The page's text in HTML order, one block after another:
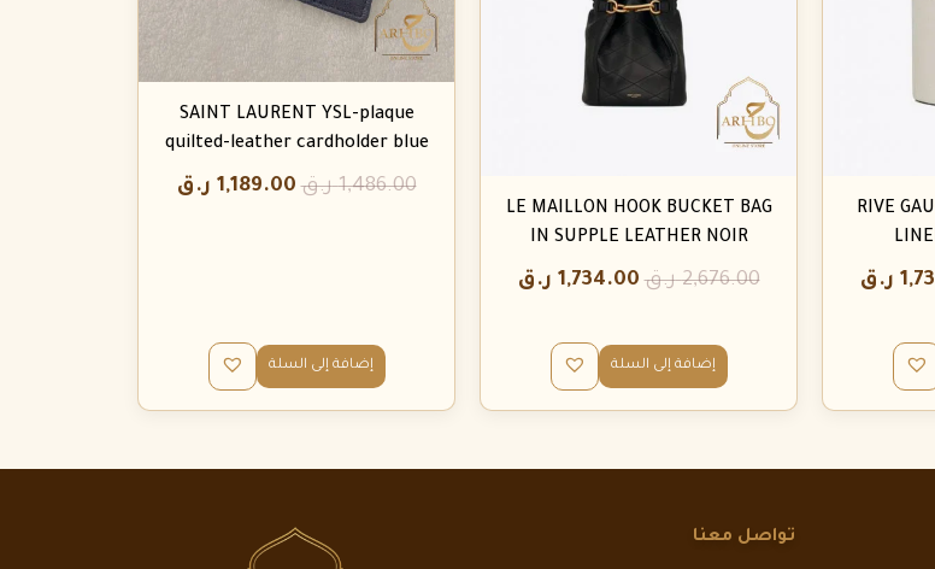
RIVE
ر.ق
LE MAILLON HOOK BUCKET BAG
IN SUPPLE LEATHER NOIR
2,676.00 ر.ق 1,734.00 ر.ق
إضافة إلى السلة
SAINT LAURENT YSL-plaque
quilted-leather cardholder blue
1,486.00 ر.ق 1,189.00 ر.ق
إضافة إلى السلة
تواصل معنا